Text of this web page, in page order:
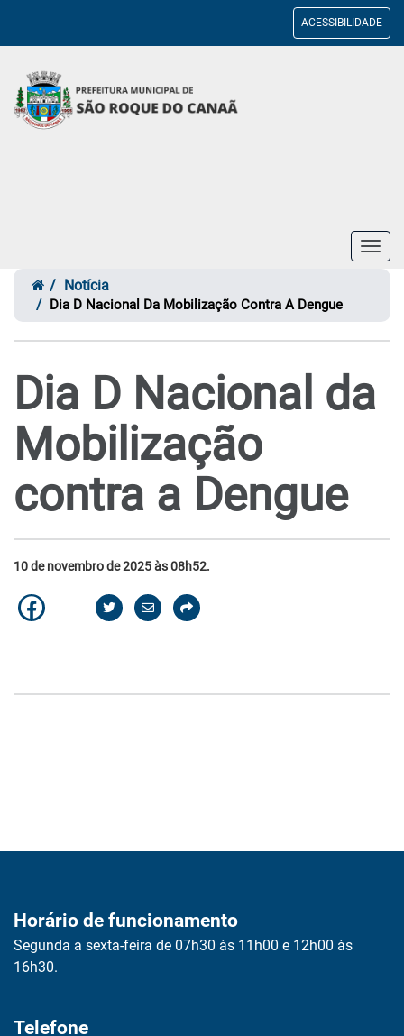
ACESSIBILIDADE
Notícia
Dia D Nacional Da Mobilização Contra A Dengue
Dia D Nacional da
Mobilização
contra a Dengue
10 de novembro de 2025 às 08h52.
Horário de funcionamento
Segunda a sexta-feira de 07h30 às 11h00 e 12h00 às
16h30.
Telefone